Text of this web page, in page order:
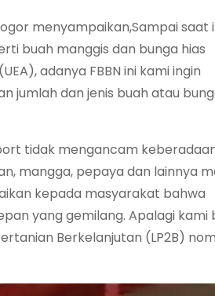
menyampaikan,Sampai saat
buah manggis dan bunga hias
adanya FBBN ini kami ingin
jumlah dan jenis buah atau
tidak mengancam
mangga, pepaya dan lainnya
kepada masyarakat bahwa
yang gemilang. Apalagi kami
Berkelanjutan (LP2B)